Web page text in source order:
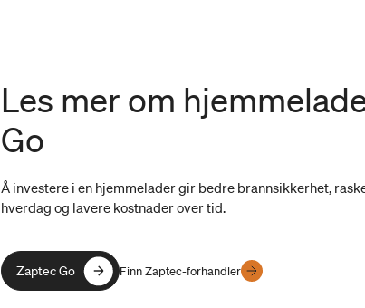
Les mer om
Go
Å investere i en hjemmelader gir bedre brannsikkerhet,
hverdag og lavere kostnader over tid.
Zaptec Go
Zaptec Go Finn Zaptec-forhandler